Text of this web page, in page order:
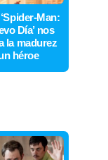
Man:
Día’ nos
la madurez
héroe